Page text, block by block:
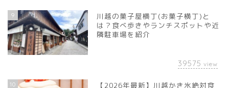
9
川越の菓子屋横丁(お菓子横丁)と
は？食べ歩きやランチスポットや近
隣駐車場を紹介
39575 view
10 【2026年最新】川越かき氷絶対食